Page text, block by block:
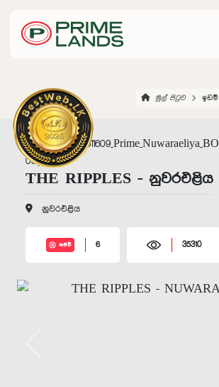
මුල් පිටුව ඉඩම්
THE RIPPLES - නුවරඑළිය
නුවරඑළිය
සජීවී 6 35310